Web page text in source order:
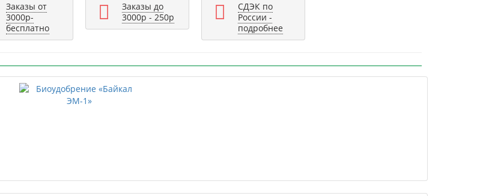
Заказы от
3000р-
бесплатно
Заказы до
3000р - 250р
СДЭК по
России -
подробнее